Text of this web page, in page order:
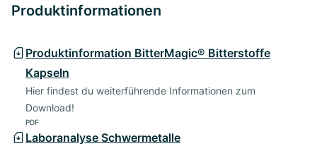
Produktinformationen
Produktinformation BitterMagic® Bitterstoffe
Kapseln
Hier findest du weiterführende Informationen zum
Download!
PDF
Laboranalyse Schwermetalle